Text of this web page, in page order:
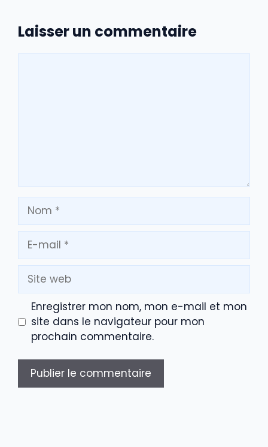
Laisser un commentaire
Nom
mail
Site
web
Enregistrer mon nom, mon e-mail et mon
site dans le navigateur pour mon
prochain commentaire.